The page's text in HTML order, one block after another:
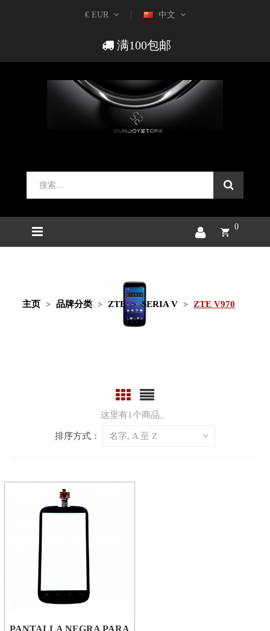
€ EUR 中文
满100包邮
0
主页 品牌分类 ZTE SERIA V ZTE V970
这里有1个商品。
排序方式： 名字, A 至 Z
PANTALLA NEGRA PARA